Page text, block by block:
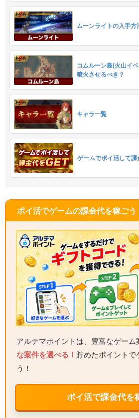
ムーンライトの入手方
コムルーン島(火山イ
噴火させるべき？
キャラ一覧
ゲームでポイ活して課
ポイ活でゲームの課金代を稼ごう
アルテマポイントは、豊富なゲーム
な案件を選べる！ 貯めたポイントで
う！
ポイ活で課金代を